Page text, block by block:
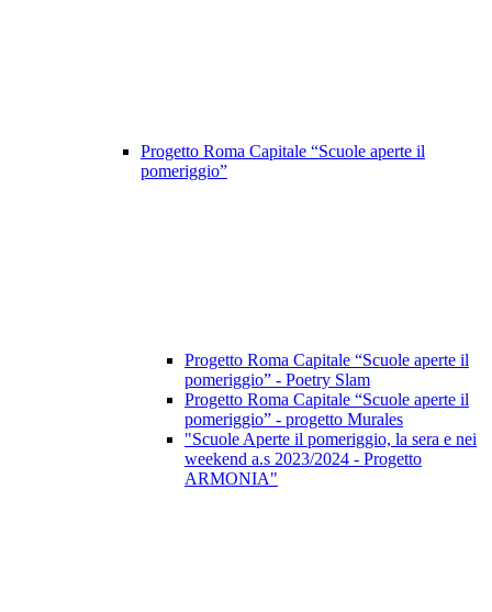
Progetto Roma Capitale “Scuole aperte il
pomeriggio”
Progetto Roma Capitale “Scuole aperte il
pomeriggio” - Poetry Slam
Progetto Roma Capitale “Scuole aperte il
pomeriggio” - progetto Murales
"Scuole Aperte il pomeriggio, la sera e nei
weekend a.s 2023/2024 - Progetto
ARMONIA"